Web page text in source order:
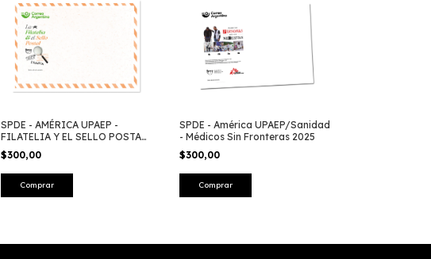
SPDE - AMÉRICA UPAEP -
FILATELIA Y EL SELLO POSTAL
2024
$300,00
Comprar
SPDE - América UPAEP/Sanidad
- Médicos Sin Fronteras 2025
$300,00
Comprar